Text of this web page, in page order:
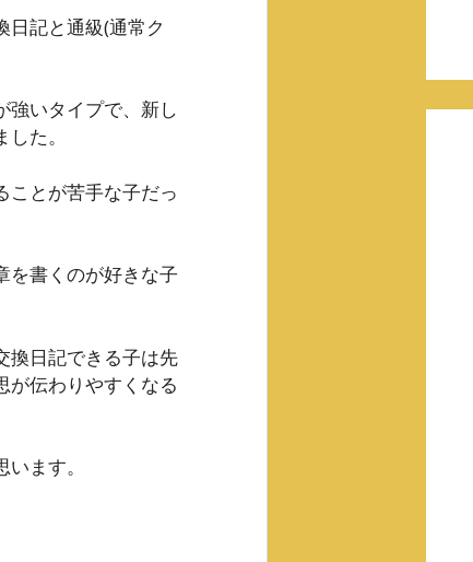
日記と通級(通常ク
強いタイプで、新し
た。
ことが苦手な子だっ
を書くのが好きな子
換日記できる子は先
が伝わりやすくなる
ます。